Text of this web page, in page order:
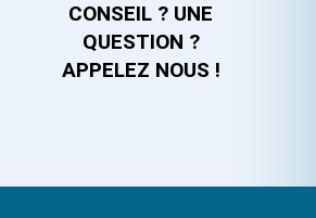
CONSEIL ? UNE
QUESTION ?
APPELEZ NOUS !